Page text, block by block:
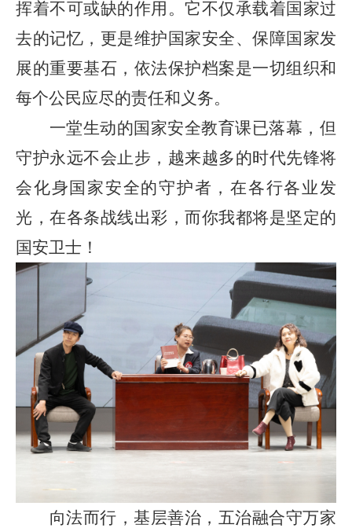
挥着不可或缺的作用。它不仅承载着国家过
去的记忆，更是维护国家安全、保障国家发
展的重要基石，依法保护档案是一切组织和
每个公民应尽的责任和义务。
一堂生动的国家安全教育课已落幕，但
守护永远不会止步，越来越多的时代先锋将
会化身国家安全的守护者，在各行各业发
光，在各条战线出彩，而你我都将是坚定的
国安卫士！
向法而行，基层善治，五治融合守万家